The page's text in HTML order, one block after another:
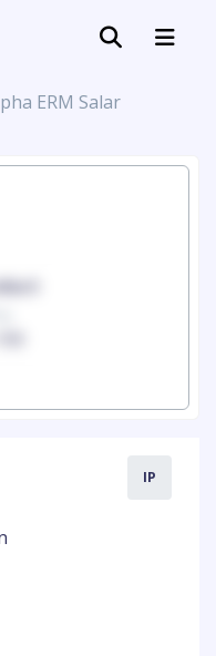
ERM Salar
IP